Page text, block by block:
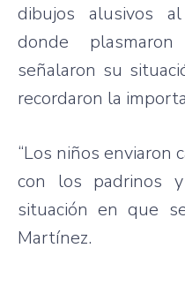
dibujos alusivos
donde plasmaron
señalaron su
recordaron la
“Los niños enviaron
con los padrinos
situación en que
Martínez.